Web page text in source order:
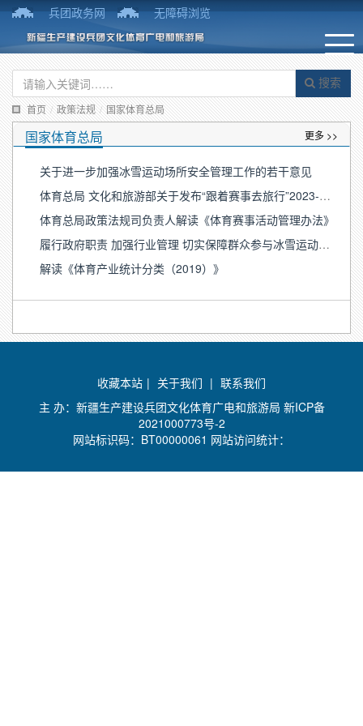
兵团政务网 无障碍浏览
搜索
首页 / 政策法规 / 国家体育总局
国家体育总局 更多 >>
关于进一步加强冰雪运动场所安全管理工作的若干意见
体育总局 文化和旅游部关于发布“跟着赛事去旅行”2023-2024全国冰雪赛事目录的公告
体育总局政策法规司负责人解读《体育赛事活动管理办法》
履行政府职责 加强行业管理 切实保障群众参与冰雪运动安全——国家体育总局政策法规司负责人解读《关于进一步加强冰雪运动场所安全管理工作的若干意见》
解读《体育产业统计分类（2019）》
收藏本站 | 关于我们 | 联系我们
主 办：新疆生产建设兵团文化体育广电和旅游局 新ICP备
2021000773号-2
网站标识码：BT00000061 网站访问统计：